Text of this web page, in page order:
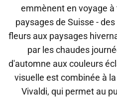
emmènent en voyage
paysages de Suisse -
fleurs aux paysages
par les chaudes
d'automne aux couleurs
visuelle est combinée à
Vivaldi, qui permet au